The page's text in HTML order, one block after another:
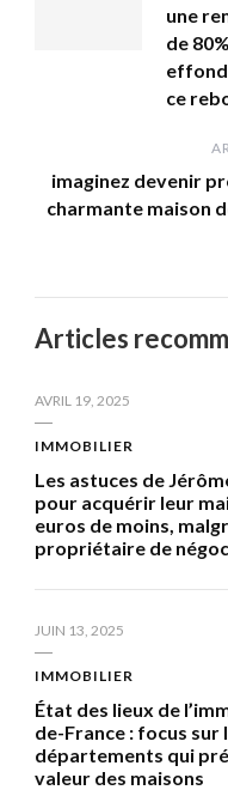
une
de
ce
imaginez devenir
charmante maison
Articles
AVRIL 19, 2025
IMMOBILIER
Les astuces de
pour acquérir leur
euros de moins,
propriétaire de
JUIN 13, 2025
IMMOBILIER
État des lieux de
de-France : focus sur
départements qui
valeur des maisons